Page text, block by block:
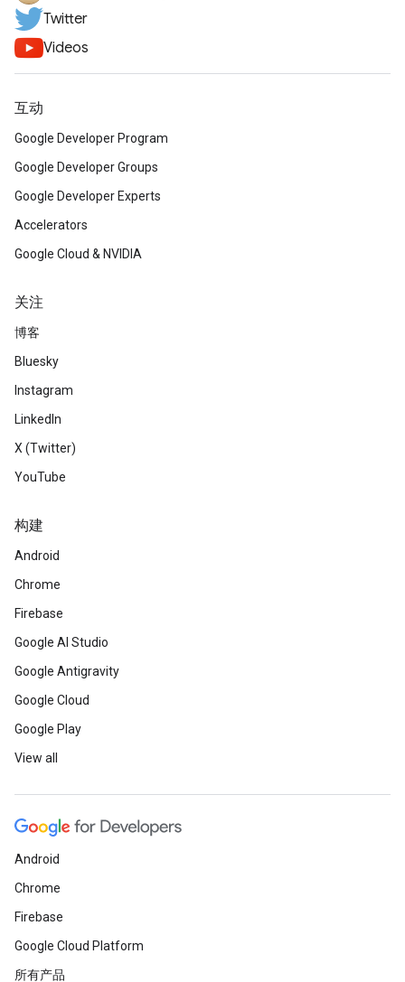
Twitter
Videos
互动
Google Developer Program
Google Developer Groups
Google Developer Experts
Accelerators
Google Cloud & NVIDIA
关注
博客
Bluesky
Instagram
LinkedIn
X (Twitter)
YouTube
构建
Android
Chrome
Firebase
Google AI Studio
Google Antigravity
Google Cloud
Google Play
View all
Android
Chrome
Firebase
Google Cloud Platform
所有产品